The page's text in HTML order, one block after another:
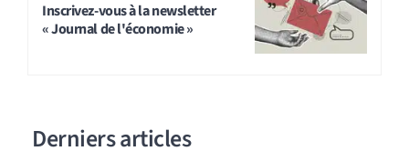
Inscrivez-vous à la newsletter
« Journal de l'économie »
Derniers articles